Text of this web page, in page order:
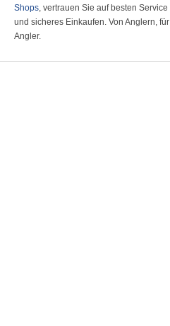
Shops, vertrauen Sie auf besten Service
und sicheres Einkaufen. Von Anglern, für
Angler.